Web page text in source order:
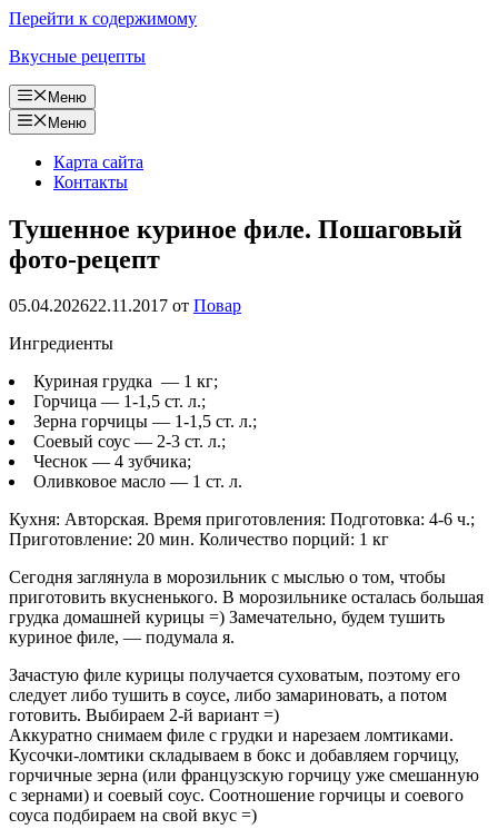
Перейти к содержимому
Вкусные рецепты
Меню
Меню
Карта сайта
Контакты
Тушенное куриное филе. Пошаговый
фото-рецепт
05.04.202622.11.2017 от Повар
Ингредиенты
Куриная грудка — 1 кг;
Горчица — 1-1,5 ст. л.;
Зерна горчицы — 1-1,5 ст. л.;
Соевый соус — 2-3 ст. л.;
Чеснок — 4 зубчика;
Оливковое масло — 1 ст. л.
Кухня: Авторская. Время приготовления: Подготовка: 4-6 ч.;
Приготовление: 20 мин. Количество порций: 1 кг
Сегодня заглянула в морозильник с мыслью о том, чтобы
приготовить вкусненького. В морозильнике осталась большая
грудка домашней курицы =) Замечательно, будем тушить
куриное филе, — подумала я.
Зачастую филе курицы получается суховатым, поэтому его
следует либо тушить в соусе, либо замариновать, а потом
готовить. Выбираем 2-й вариант =)
Аккуратно снимаем филе с грудки и нарезаем ломтиками.
Кусочки-ломтики складываем в бокс и добавляем горчицу,
горчичные зерна (или французскую горчицу уже смешанную
с зернами) и соевый соус. Соотношение горчицы и соевого
соуса подбираем на свой вкус =)